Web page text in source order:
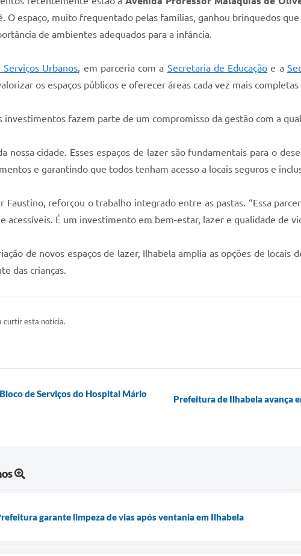
O espaço, muito frequentado pelas famílias, ganhou brinquedos
de ambientes adequados para a infância.
Urbanos, em parceria com a Secretaria de Educação e a
os espaços públicos e oferecer áreas cada vez mais completas
fazem parte de um compromisso da gestão com a
nossa cidade. Esses espaços de lazer são fundamentais para o
e garantindo que todos tenham acesso a locais seguros e
Faustino, reforçou o trabalho integrado entre as pastas. “Essa
acessíveis. É um investimento em bem-estar, lazer e qualidade de
de novos espaços de lazer, Ilhabela amplia as opções de
das crianças.
curtir esta notícia.
de Serviços do Hospital Mário
Prefeitura de Ilhabela avança
garante limpeza de vias após ventania em Ilhabela